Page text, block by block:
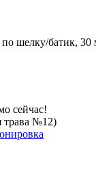
по шелку/батик, 30
сейчас!
трава №12)